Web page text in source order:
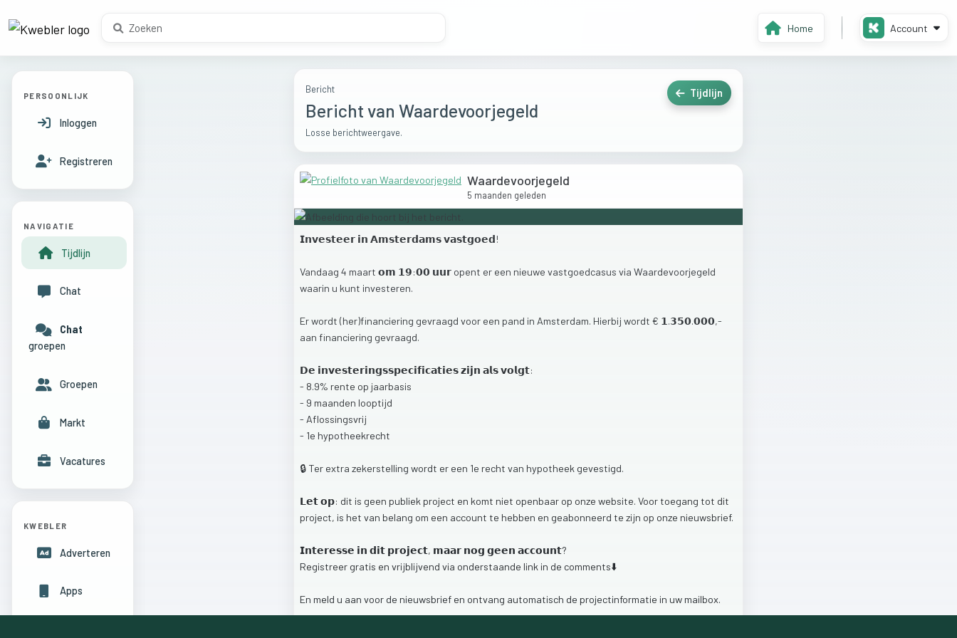
Home Account
Bericht
Bericht van Waardevoorjegeld
Losse berichtweergave.
Tijdlijn
Waardevoorjegeld
5 maanden geleden
𝗜𝗻𝘃𝗲𝘀𝘁𝗲𝗲𝗿 𝗶𝗻 𝗔𝗺𝘀𝘁𝗲𝗿𝗱𝗮𝗺𝘀𝘃𝗮𝘀𝘁𝗴𝗼𝗲𝗱!
Vandaag 4 maart 𝗼𝗺 𝟭𝟵:𝟬𝟬 𝘂𝘂𝗿 opent er een nieuwe vastgoedcasus via Waardevoorjegeld
waarin u kunt investeren.
Erwordt (her)financiering gevraagd voor een pand in Amsterdam. Hierbij wordt € 𝟭.𝟯𝟱𝟬.𝟬𝟬𝟬,-
aan financiering gevraagd.
𝗗𝗲 𝗶𝗻𝘃𝗲𝘀𝘁𝗲𝗿𝗶𝗻𝗴𝘀𝘀𝗽𝗲𝗰𝗶𝗳𝗶𝗰𝗮𝘁𝗶𝗲𝘀𝘇𝗶𝗷𝗻 𝗮𝗹𝘀𝘃𝗼𝗹𝗴𝘁:
- 8.9% rente op jaarbasis
- 9 maanden looptijd
- Aflossingsvrij
- 1e hypotheekrecht
🔒 Ter extra zekerstelling wordt er een 1e recht van hypotheek gevestigd.
𝗟𝗲𝘁𝗼𝗽: dit is geen publiek project en komt niet openbaar op onze website. Voor toegang tot dit
project, is het van belang om een account te hebben en geabonneerd te zijn op onze nieuwsbrief.
𝗜𝗻𝘁𝗲𝗿𝗲𝘀𝘀𝗲 𝗶𝗻 𝗱𝗶𝘁 𝗽𝗿𝗼𝗷𝗲𝗰𝘁, 𝗺𝗮𝗮𝗿 𝗻𝗼𝗴 𝗴𝗲𝗲𝗻 𝗮𝗰𝗰𝗼𝘂𝗻𝘁?
Registreer gratis en vrijblijvend via onderstaande link in de comments⬇️
En meld u aan voor de nieuwsbrief en ontvang automatisch de projectinformatie in uw mailbox.
PERSOONLIJK
Inloggen
Registreren
NAVIGATIE
Tijdlijn
Chat
Chat
groepen
Groepen
Markt
Vacatures
KWEBLER
Adverteren
Apps